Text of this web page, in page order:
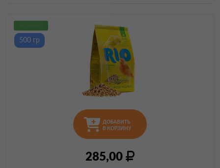
ДОБАВИТЬ
В КОРЗИНУ
285,00
500 гр